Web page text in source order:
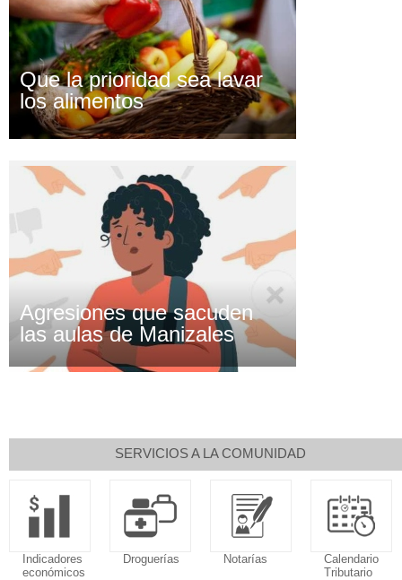
Que la prioridad sea lavar
los alimentos
Agresiones que sacuden
las aulas de Manizales
SERVICIOS A LA COMUNIDAD
Indicadores
económicos
Droguerías Notarías
Calendario
Tributario